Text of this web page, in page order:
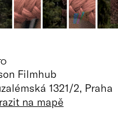
Filmhub
1321/2, Praha
na mapě